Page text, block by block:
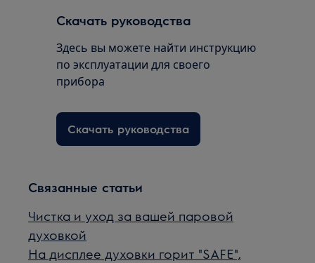
Скачать руководства
Здесь вы можете найти инструкцию
по эксплуатации для своего
прибора
Скачать руководства
Связанные статьи
Чистка и уход за вашей паровой
духовкой
На дисплее духовки горит "SAFE",